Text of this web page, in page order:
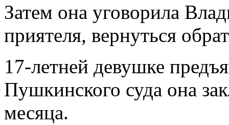
Затем она уговорила
приятеля, вернуться
17-летней девушке
Пушкинского суда она
месяца.